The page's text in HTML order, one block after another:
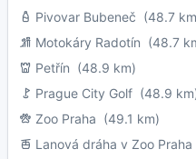
Pivovar Bubeneč (48.7
Motokáry Radotín (48.7
Petřín (48.9 km)
Prague City Golf (48.9
Zoo Praha (49.1 km)
Lanová dráha v Zoo Praha